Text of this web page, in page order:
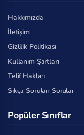
Hakkımızda
İletişim
Gizlilik Politikası
Kullanım Şartları
Telif Hakları
Sıkça Sorulan Sorular
Popüler Sınıflar